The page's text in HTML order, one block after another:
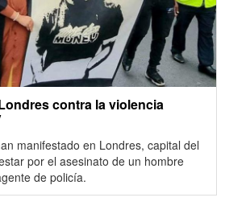
contra la violencia
manifestado en Londres, capital del
por el asesinato de un hombre
de policía.